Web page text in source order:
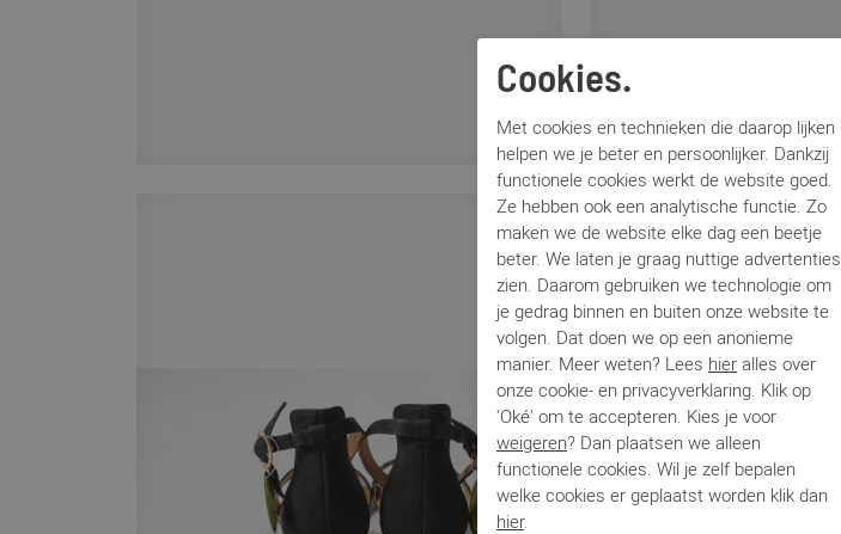
Cookies.
Met cookies en technieken die daarop lijken
helpen we je beter en persoonlijker. Dankzij
functionele cookies werkt de website goed.
Ze hebben ook een analytische functie. Zo
maken we de website elke dag een beetje
beter. We laten je graag nuttige advertenties
zien. Daarom gebruiken we technologie om
je gedrag binnen en buiten onze website te
volgen. Dat doen we op een anonieme
manier. Meer weten? Lees hier alles over
onze cookie- en privacyverklaring. Klik op
'Oké' om te accepteren. Kies je voor
weigeren? Dan plaatsen we alleen
functionele cookies. Wil je zelf bepalen
welke cookies er geplaatst worden klik dan
hier.